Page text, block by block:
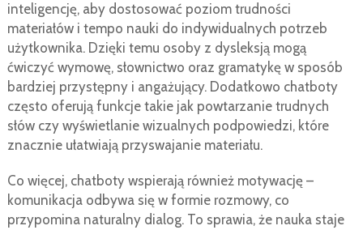
inteligencję, aby dostosować poziom trudności
materiałów i tempo nauki do indywidualnych potrzeb
użytkownika. Dzięki temu osoby z dysleksją mogą
ćwiczyć wymowę, słownictwo oraz gramatykę w sposób
bardziej przystępny i angażujący. Dodatkowo chatboty
często oferują funkcje takie jak powtarzanie trudnych
słów czy wyświetlanie wizualnych podpowiedzi, które
znacznie ułatwiają przyswajanie materiału.
Co więcej, chatboty wspierają również motywację –
komunikacja odbywa się w formie rozmowy, co
przypomina naturalny dialog. To sprawia, że nauka staje